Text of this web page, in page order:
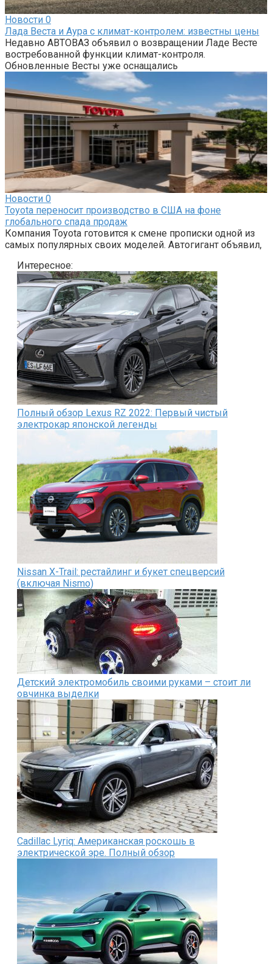
Новости 0
Лада Веста и Аура с климат-контролем: известны цены
Недавно АВТОВАЗ объявил о возвращении Ладе Весте
востребованной функции климат-контроля.
Обновленные Весты уже оснащались
Новости 0
Toyota переносит производство в США на фоне
глобального спада продаж
Компания Toyota готовится к смене прописки одной из
самых популярных своих моделей. Автогигант объявил,
Интересное:
Полный обзор Lexus RZ 2022: Первый чистый
электрокар японской легенды
Nissan X-Trail: рестайлинг и букет спецверсий
(включая Nismo)
Детский электромобиль своими руками – стоит ли
овчинка выделки
Cadillac Lyriq: Американская роскошь в
электрической эре. Полный обзор